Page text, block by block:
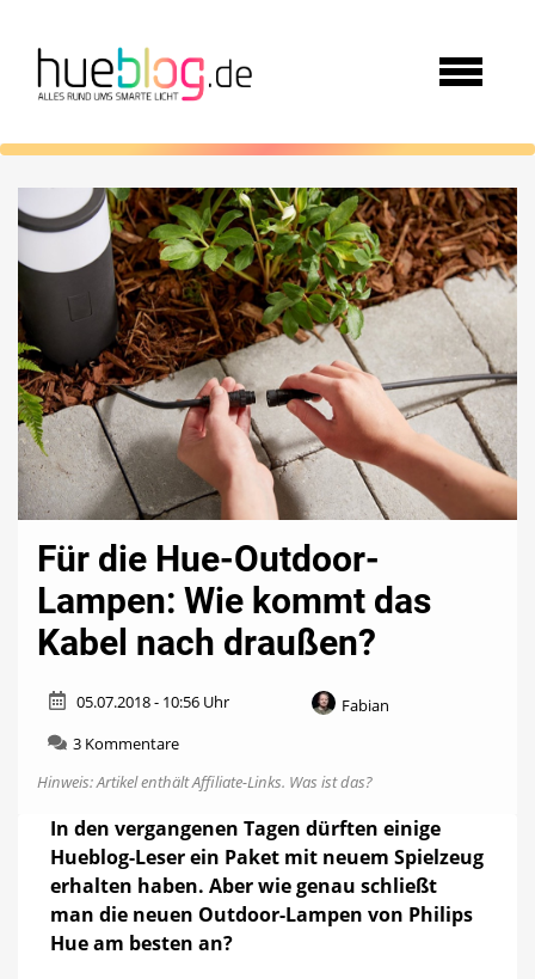
Für die Hue-Outdoor-
Lampen: Wie kommt das
Kabel nach draußen?
05.07.2018 - 10:56 Uhr
Fabian
3 Kommentarezu
die
Outdoor-
Lampen:
Wie
das
Kabel
Hinweis: Artikel enthält Affiliate-Links. Was ist das?
In den vergangenen Tagen dürften einige
Hueblog-Leser ein Paket mit neuem Spielzeug
erhalten haben. Aber wie genau schließt
man die neuen Outdoor-Lampen von Philips
Hue am besten an?